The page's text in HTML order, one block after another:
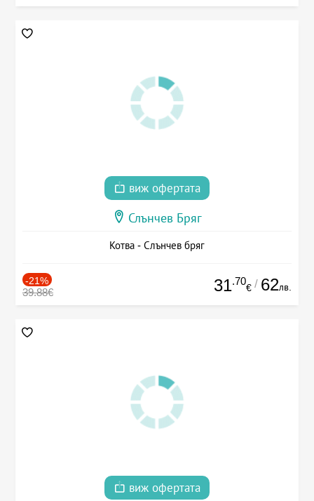
виж офертата
Слънчев Бряг
Котва - Слънчев бряг
-21%
39.88€ 31.70
€ / 62лв.
виж офертата